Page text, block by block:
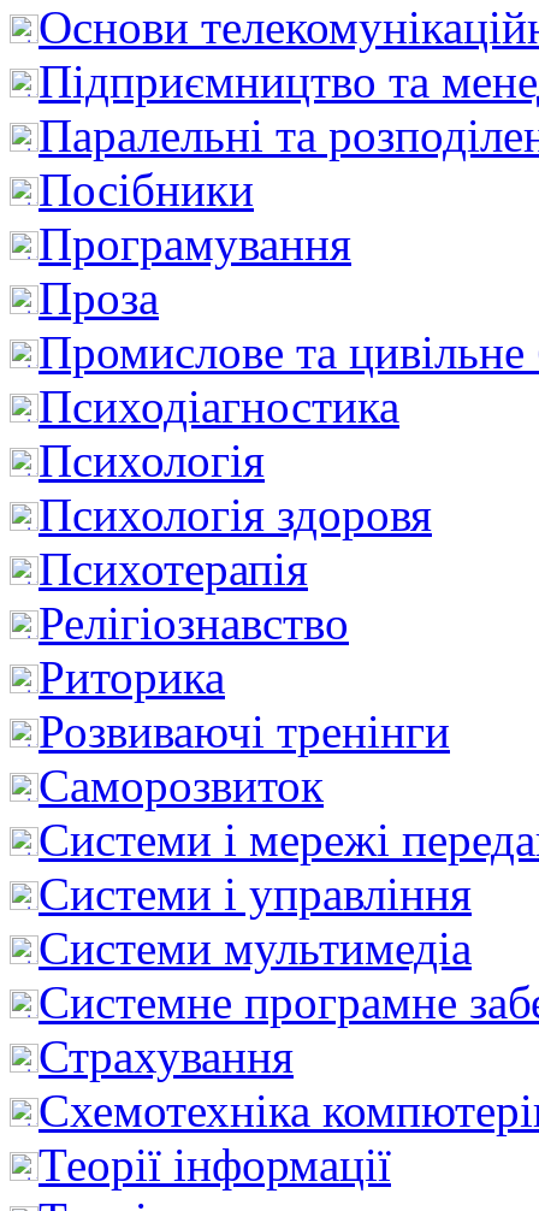
Основи
Підприємництво та
Паралельні та
Посібники
Програмування
Проза
Промислове та цивільне
Психодіагностика
Психологія
Психологія здоровя
Психотерапія
Релігіознавство
Риторика
Розвиваючі тренінги
Саморозвиток
Системи і мережі
Системи і управління
Системи мультимедіа
Системне програмне
Страхування
Схемотехніка
Теорії інформації